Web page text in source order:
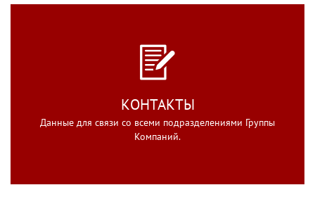
КОНТАКТЫ
Данные для связи со всеми подразделениями Группы
Компаний.